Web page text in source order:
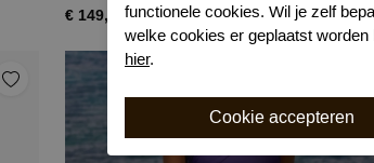
€ 149,99functionele cookies. Wil je zelf
welke cookies er geplaatst worden
hier.